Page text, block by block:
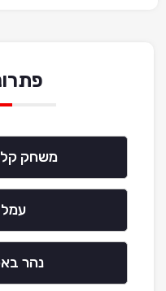
משחק
נהר